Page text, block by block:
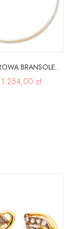
DWUKOLOROWA BRANSOLETKA 585 LISI OGON 18cm
1 254,00 zł